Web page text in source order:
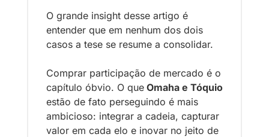
O grande insight desse artigo é
entender que em nenhum dos dois
casos a tese se resume a consolidar.
Comprar participação de mercado é o
capítulo óbvio. O que Omaha e Tóquio
estão de fato perseguindo é mais
ambicioso: integrar a cadeia, capturar
valor em cada elo e inovar no jeito de